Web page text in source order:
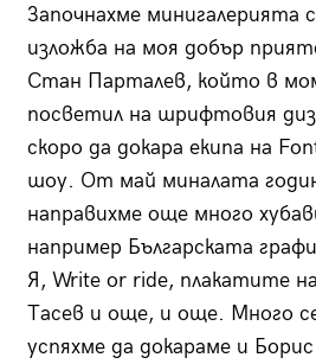
Започнахме минигалерията
изложба на моя добър
Стан Парталев, който в
посветил на шрифтовия
скоро да докара екипа на
шоу. От май миналата
направихме още много
например Българската
Я, Write or ride, плакатите
Тасев и още, и още. Много
успяхме да докараме и